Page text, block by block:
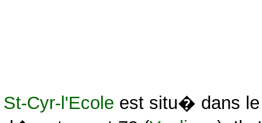
St-Cyr-l'Ecole est situ� dans le